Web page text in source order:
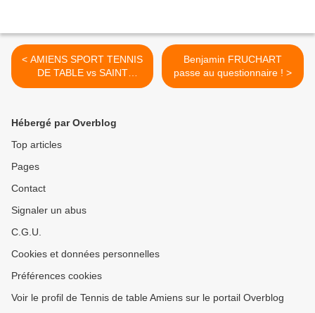
< AMIENS SPORT TENNIS
DE TABLE vs SAINT
PIERRE 3/0, play down J12
Benjamin FRUCHART
passe au questionnaire ! >
Hébergé par Overblog
Top articles
Pages
Contact
Signaler un abus
C.G.U.
Cookies et données personnelles
Préférences cookies
Voir le profil de Tennis de table Amiens sur le portail Overblog